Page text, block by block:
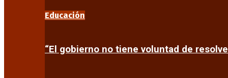
Educación
“El gobierno no tiene voluntad de